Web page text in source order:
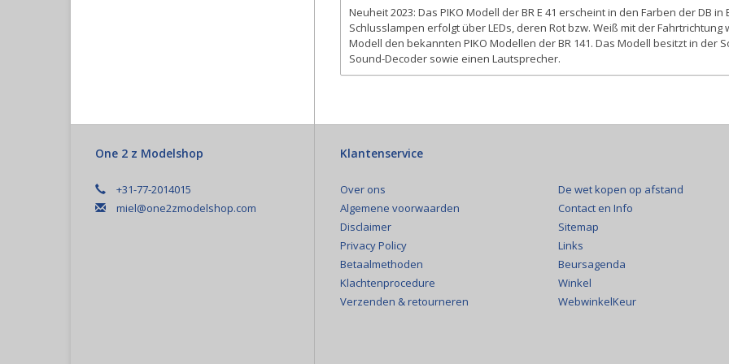
Neuheit 2023: Das PIKO Modell der BR E 41 erscheint in den Farben der DB
Schlusslampen erfolgt über LEDs, deren Rot bzw. Weiß mit der
Modell den bekannten PIKO Modellen der BR 141. Das Modell besitzt in der
Sound-Decoder sowie einen Lautsprecher.
One 2 z Modelshop
+31-77-2014015
miel@one2zmodelshop.com
Klantenservice
Over ons
Algemene voorwaarden
Disclaimer
Privacy Policy
Betaalmethoden
Klachtenprocedure
Verzenden & retourneren
De wet kopen op afstand
Contact en Info
Sitemap
Links
Beursagenda
Winkel
WebwinkelKeur